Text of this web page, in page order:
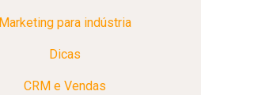
Marketing para indústria
Dicas
CRM e Vendas